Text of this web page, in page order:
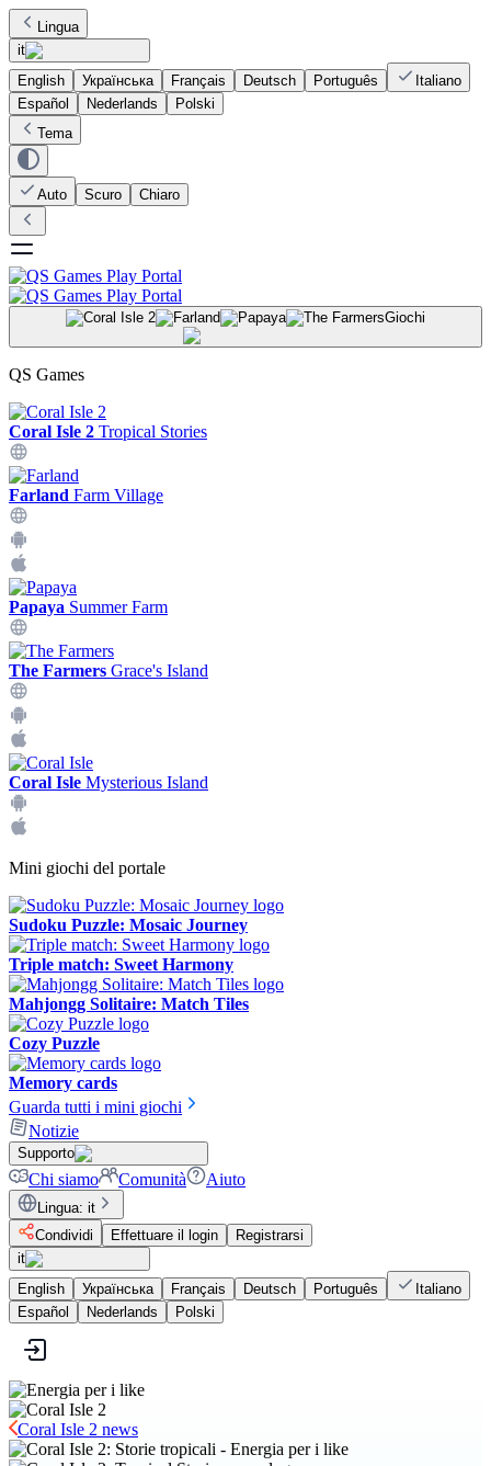
Lingua
it
English
Українська Français Deutsch Português
Italiano
Español
Nederlands
Polski
Tema
Auto Scuro Chiaro
Giochi
QS Games
Coral Isle 2 Tropical Stories
Farland Farm Village
Papaya Summer Farm
The Farmers Grace's Island
Coral Isle Mysterious Island
Mini giochi del portale
Sudoku Puzzle: Mosaic Journey
Triple match: Sweet Harmony
Mahjongg Solitaire: Match Tiles
Cozy Puzzle
Memory cards
Guarda tutti i mini giochi
Notizie
Supporto
Chi siamo Comunità Aiuto
Lingua: it
Condividi
Effettuare il login
Registrarsi
it
English
Українська Français Deutsch Português
Italiano
Español
Nederlands Polski
Coral Isle 2 news